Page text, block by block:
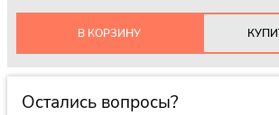
В КОРЗИНУ
Остались вопросы?